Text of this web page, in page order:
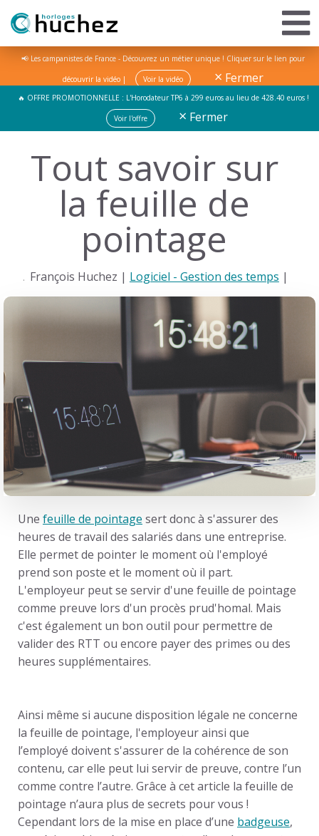
📢 Les campanistes de France - Découvrez un métier unique ! Cliquer sur le lien pour
découvrir la vidéo | Voir la vidéo × Fermer
🔥 OFFRE PROMOTIONNELLE : L'Horodateur TP6 à 299 euros au lieu de 428.40 euros !
Voir l'offre × Fermer
Tout savoir sur
la feuille de
pointage
François Huchez | Logiciel - Gestion des temps |
Une feuille de pointage sert donc à s'assurer des
heures de travail des salariés dans une entreprise.
Elle permet de pointer le moment où l'employé
prend son poste et le moment où il part.
L'employeur peut se servir d'une feuille de pointage
comme preuve lors d'un procès prud'homal. Mais
c'est également un bon outil pour permettre de
valider des RTT ou encore payer des primes ou des
heures supplémentaires.
Ainsi même si aucune disposition légale ne concerne
la feuille de pointage, l'employeur ainsi que
l’employé doivent s'assurer de la cohérence de son
contenu, car elle peut lui servir de preuve, contre l’un
comme contre l’autre. Grâce à cet article la feuille de
pointage n’aura plus de secrets pour vous !
Cependant lors de la mise en place d’une badgeuse,